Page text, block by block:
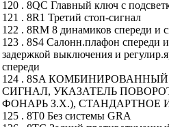
120 . 8QC Главный ключ с
121 . 8R1 Третий стоп-сигнал
122 . 8RM 8 динамиков спереди и
123 . 8S4 Салонн.плафон спереди
задержкой выключения и
спереди
124 . 8SA
СИГНАЛ, УКАЗАТЕЛЬ
ФОНАРЬ З.Х.), СТАНДАРТНОЕ
125 . 8T0 Без системы GRA